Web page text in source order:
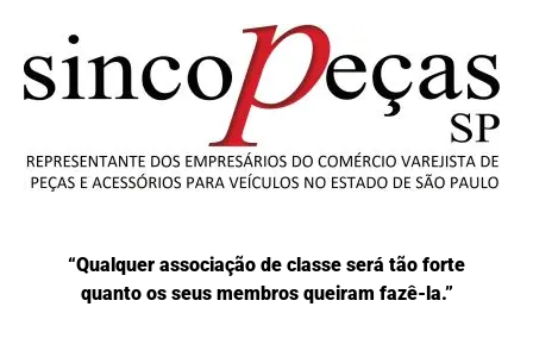
“Qualquer associação de classe será tão forte
quanto os seus membros queiram fazê-la.”